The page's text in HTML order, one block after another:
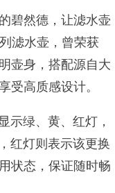
碧然德，让滤水壶
滤水壶，曾荣获
壶身，搭配源自大
受高质感设计。
绿、黄、红灯，
红灯则表示该更换
状态，保证随时畅